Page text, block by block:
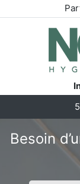
Besoin